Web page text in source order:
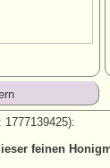
1777139425):
feinen